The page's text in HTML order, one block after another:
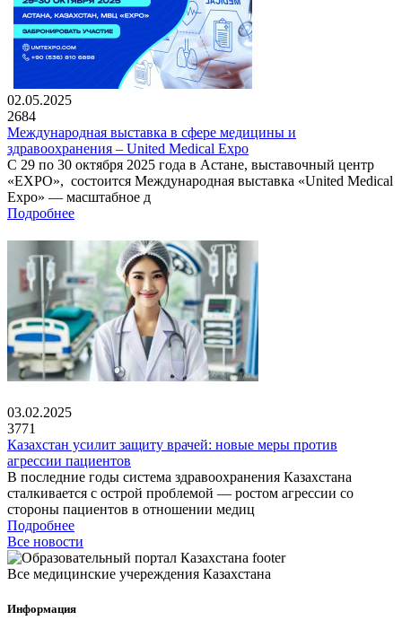
02.05.2025
2684
Международная выставка в сфере медицины и
здравоохранения – United Medical Expo
С 29 по 30 октября 2025 года в Астане, выставочный центр
«EXPO», состоится Международная выставка «United Medical
Expo» — масштабное д
Подробнее
03.02.2025
3771
Казахстан усилит защиту врачей: новые меры против
агрессии пациентов
В последние годы система здравоохранения Казахстана
сталкивается с острой проблемой — ростом агрессии со
стороны пациентов в отношении медиц
Подробнее
Все новости
Все медицинские учереждения Казахстана
Информация